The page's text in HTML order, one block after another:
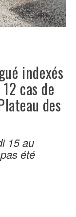
indexés
cas de
des
15 au
été